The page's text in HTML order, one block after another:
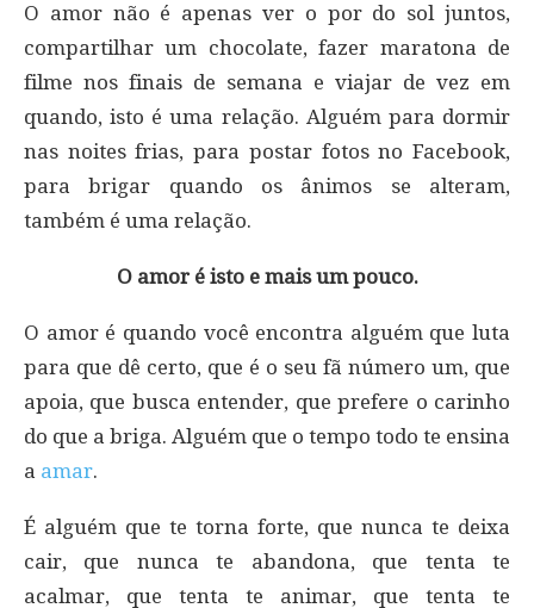
O amor não é apenas ver o por do sol juntos,
compartilhar um chocolate, fazer maratona de
filme nos finais de semana e viajar de vez em
quando, isto é uma relação. Alguém para dormir
nas noites frias, para postar fotos no Facebook,
para brigar quando os ânimos se alteram,
também é uma relação.
O amor é isto e mais um pouco.
O amor é quando você encontra alguém que luta
para que dê certo, que é o seu fã número um, que
apoia, que busca entender, que prefere o carinho
do que a briga. Alguém que o tempo todo te ensina
a amar.
É alguém que te torna forte, que nunca te deixa
cair, que nunca te abandona, que tenta te
acalmar, que tenta te animar, que tenta te